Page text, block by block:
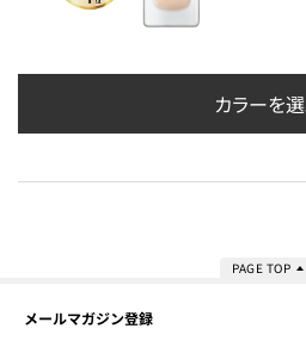
カラーを
PAGE TOP
メールマガジン登録